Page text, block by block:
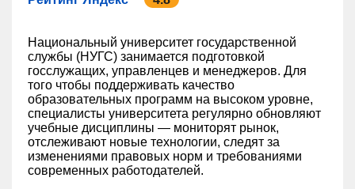
Национальный университет государственной
службы (НУГС) занимается подготовкой
госслужащих, управленцев и менеджеров. Для
того чтобы поддерживать качество
образовательных программ на высоком уровне,
специалисты университета регулярно обновляют
учебные дисциплины — мониторят рынок,
отслеживают новые технологии, следят за
изменениями правовых норм и требованиями
современных работодателей.